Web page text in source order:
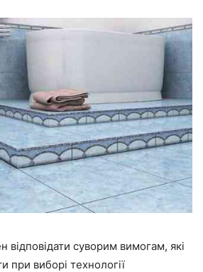
відповідати суворим вимогам, які
при виборі технології